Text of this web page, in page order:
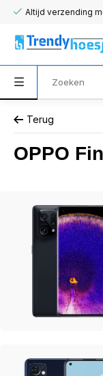
Altijd verzending
Terug
OPPO